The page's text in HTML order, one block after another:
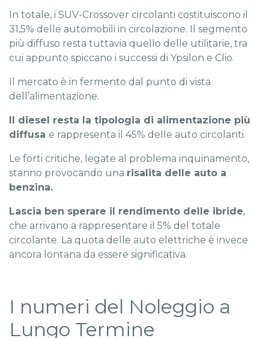
In totale, i SUV-Crossover circolanti costituiscono il
31,5% delle automobili in circolazione. Il segmento
più diffuso resta tuttavia quello delle utilitarie, tra
cui appunto spiccano i successi di Ypsilon e Clio.
Il mercato è in fermento dal punto di vista
dell’alimentazione.
Il diesel resta la tipologia di alimentazione più
diffusa e rappresenta il 45% delle auto circolanti.
Le forti critiche, legate al problema inquinamento,
stanno provocando una risalita delle auto a
benzina.
Lascia ben sperare il rendimento delle ibride,
che arrivano a rappresentare il 5% del totale
circolante. La quota delle auto elettriche è invece
ancora lontana da essere significativa.
I numeri del Noleggio a
Lungo Termine